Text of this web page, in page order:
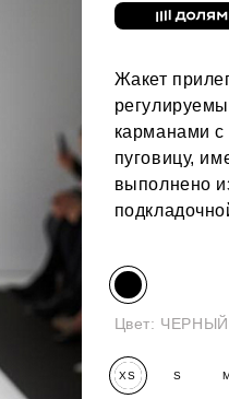
Жакет
карманами
пуговицу,
выполнено
Цвет: ЧЕРНЫЙ
XS S